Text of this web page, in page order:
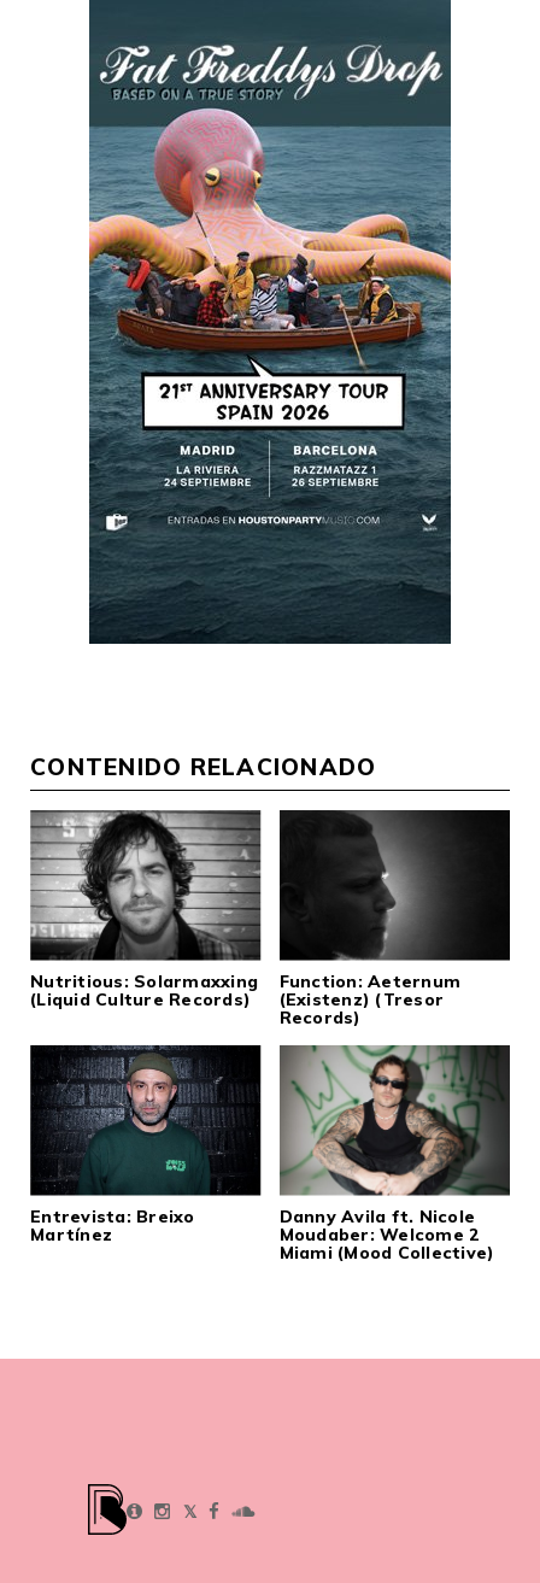
CONTENIDO RELACIONADO
Nutritious: Solarmaxxing
(Liquid Culture Records)
Function: Aeternum
(Existenz) (Tresor
Records)
Entrevista: Breixo
Martínez
Danny Avila ft. Nicole
Moudaber: Welcome 2
Miami (Mood Collective)
𝕏